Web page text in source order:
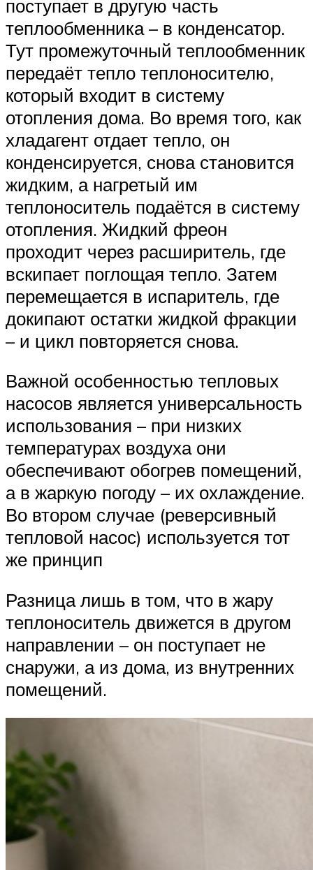
поступает в другую часть
теплообменника – в конденсатор.
Тут промежуточный теплообменник
передаёт тепло теплоносителю,
который входит в систему
отопления дома. Во время того, как
хладагент отдает тепло, он
конденсируется, снова становится
жидким, а нагретый им
теплоноситель подаётся в систему
отопления. Жидкий фреон
проходит через расширитель, где
вскипает поглощая тепло. Затем
перемещается в испаритель, где
докипают остатки жидкой фракции
– и цикл повторяется снова.
Важной особенностью тепловых
насосов является универсальность
использования – при низких
температурах воздуха они
обеспечивают обогрев помещений,
а в жаркую погоду – их охлаждение.
Во втором случае (реверсивный
тепловой насос) используется тот
же принцип
Разница лишь в том, что в жару
теплоноситель движется в другом
направлении – он поступает не
снаружи, а из дома, из внутренних
помещений.